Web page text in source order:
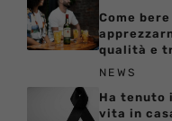
Come
qualità e
NEWS
Ha tenuto
vita in